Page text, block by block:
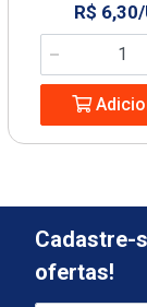
R$ 6,30/
Cadastre-
ofertas!